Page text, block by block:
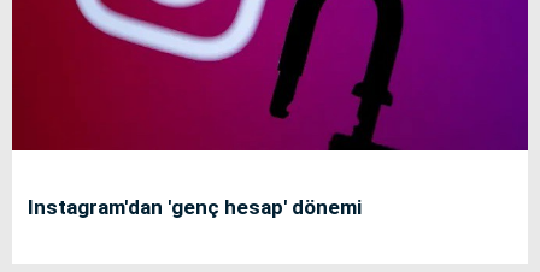
Instagram'dan 'genç hesap' dönemi